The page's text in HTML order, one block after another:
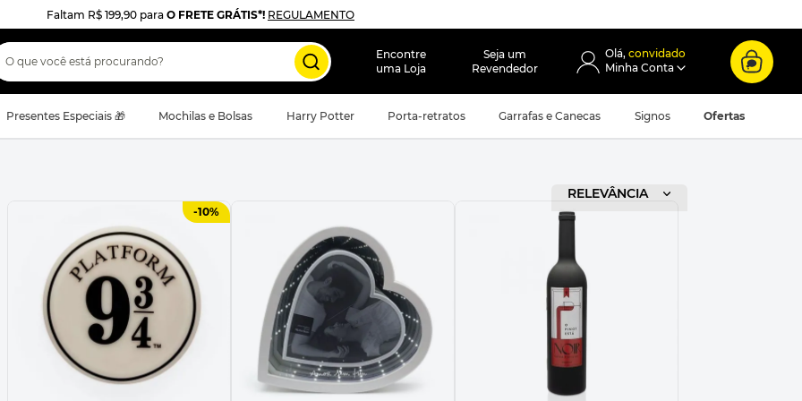
Faltam R$ 199,90 para O FRETE GRÁTIS*! REGULAMENTO
que você está procurando?
Encontre
uma Loja
Seja um
Revendedor
convidado
Presentes Especiais 🎁 Mochilas e Bolsas Harry Potter Porta-retratos Garrafas e Canecas Signos Ofertas
ORDENAR POR
RELEVÂNCIA
-10%